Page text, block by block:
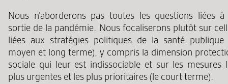
Nous n’aborderons pas toutes les questions liées
sortie de la pandémie. Nous focaliserons plutôt sur
liées aux stratégies politiques de la santé publique
moyen et long terme), y compris la dimension
sociale qui leur est indissociable et sur les mesures
plus urgentes et les plus prioritaires (le court terme).